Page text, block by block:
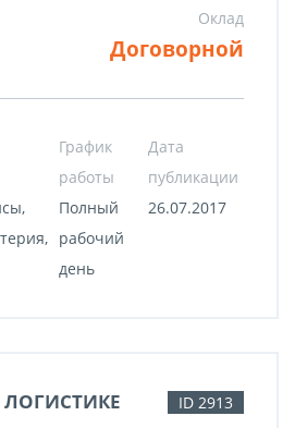
Оклад
Договорной
График
работы
Дата
публикации
Полный
рабочий
день
26.07.2017
ID 2913